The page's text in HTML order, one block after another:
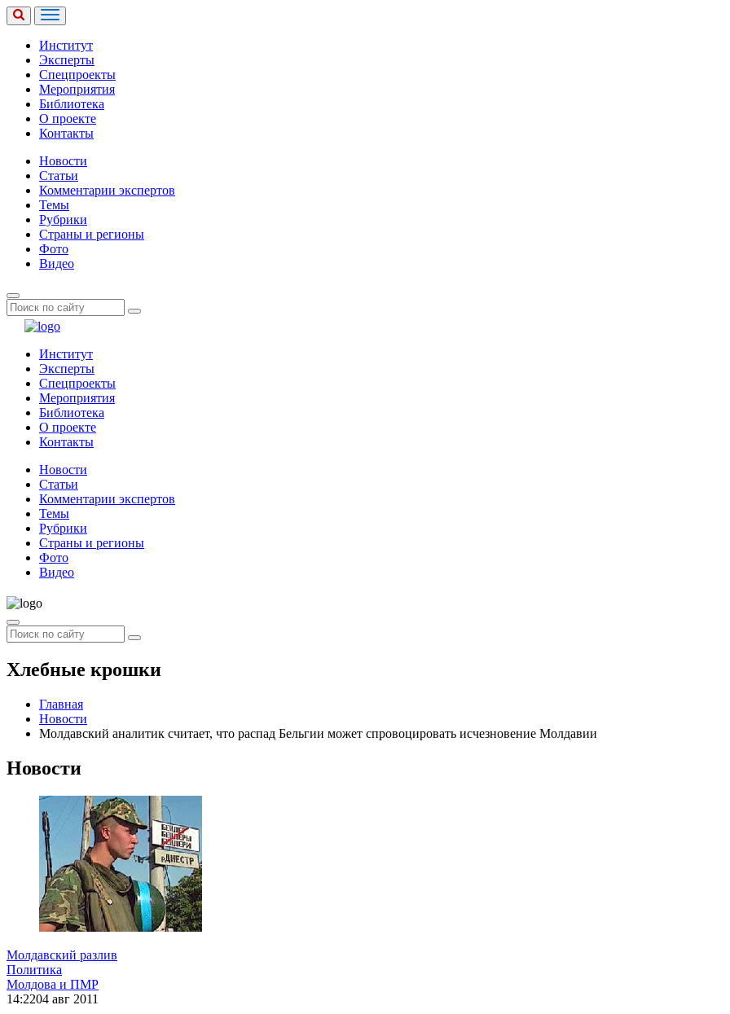
Институт
Эксперты
Спецпроекты
Мероприятия
Библиотека
О проекте
Контакты
Новости
Статьи
Комментарии экспертов
Темы
Рубрики
Страны и регионы
Фото
Видео
Институт
Эксперты
Спецпроекты
Мероприятия
Библиотека
О проекте
Контакты
Новости
Статьи
Комментарии экспертов
Темы
Рубрики
Страны и регионы
Фото
Видео
Хлебные крошки
Главная
Новости
Молдавский аналитик считает, что распад Бельгии может спровоцировать исчезновение Молдавии
Новости
Молдавский разлив
Политика
Молдова и ПМР
14:2204 авг 2011